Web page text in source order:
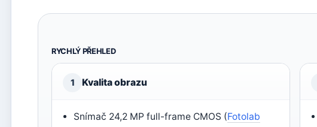
RYCHLÝ PŘEHLED
1 Kvalita obrazu
Snímač 24,2 MP full-frame CMOS (Fotolab